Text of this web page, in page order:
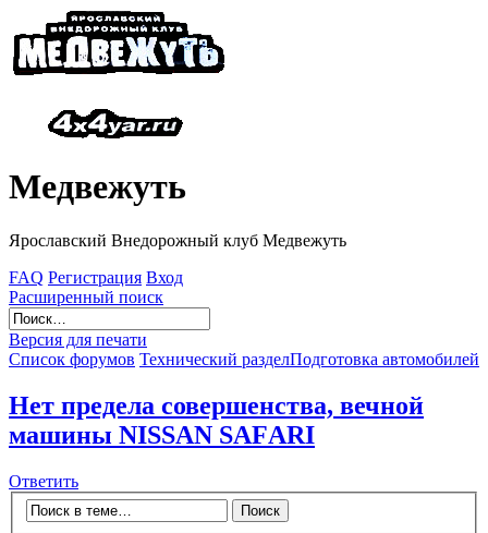
Медвежуть
Ярославский Внедорожный клуб Медвежуть
FAQ Регистрация Вход
Расширенный поиск
Версия для печати
Список форумов Технический разделПодготовка автомобилей
Нет предела совершенства, вечной
машины NISSAN SAFАRI
Ответить